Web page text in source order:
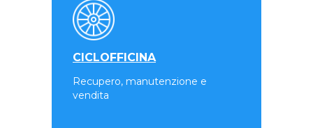
CICLOFFICINA
Recupero, manutenzione e
vendita